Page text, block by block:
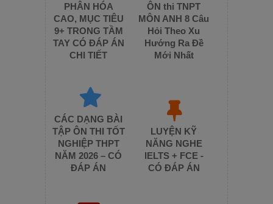
PHÂN HÓA
CAO, MỤC TIÊU
9+ TRONG TẦM
TAY CÓ ĐÁP ÁN
CHI TIẾT
ÔN thi TNPT
MÔN ANH 8 Câu
Hỏi Theo Xu
Hướng Ra Đề
Mới Nhất
CÁC DẠNG BÀI
TẬP ÔN THI TỐT
NGHIỆP THPT
NĂM 2026 – CÓ
ĐÁP ÁN
LUYỆN KỸ
NĂNG NGHE
IELTS + FCE -
CÓ ĐÁP ÁN